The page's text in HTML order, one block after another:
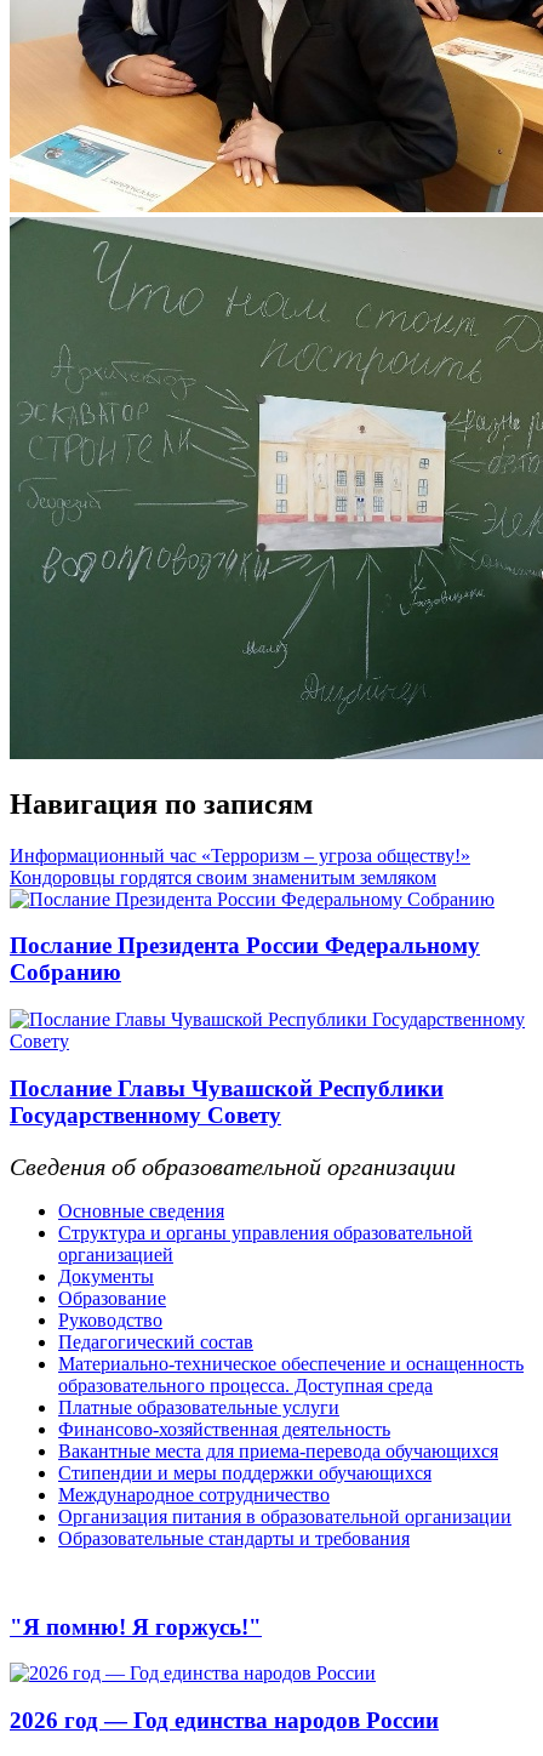
Навигация по записям
Информационный час «Терроризм – угроза обществу!»
Кондоровцы гордятся своим знаменитым земляком
Послание Президента России Федеральному
Собранию
Послание Главы Чувашской Республики
Государственному Совету
Сведения об образовательной организации
Основные сведения
Структура и органы управления образовательной
организацией
Документы
Образование
Руководство
Педагогический состав
Материально-техническое обеспечение и оснащенность
образовательного процесса. Доступная среда
Платные образовательные услуги
Финансово-хозяйственная деятельность
Вакантные места для приема-перевода обучающихся
Стипендии и меры поддержки обучающихся
Международное сотрудничество
Организация питания в образовательной организации
Образовательные стандарты и требования
"Я помню! Я горжусь!"
2026 год — Год единства народов России